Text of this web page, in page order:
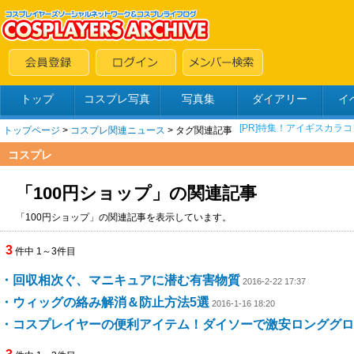
トップ コスプレ写真 写真集 ダイアリー イ
トップページ > コスプレ関連ニュース > タグ関連記事
コスプレ
「100円ショップ」の関連記事
「100円ショップ」の関連記事を表示しています。
3 件中 1～3件目
・回収相次ぐ、マニキュアに潜む有害物質 2016-2-22 17:37
・ウィッグの絡み解消＆防止方法5選 2016-1-16 18:20
・コスプレイヤーの便利アイテム！ダイソーで激安ロンググ